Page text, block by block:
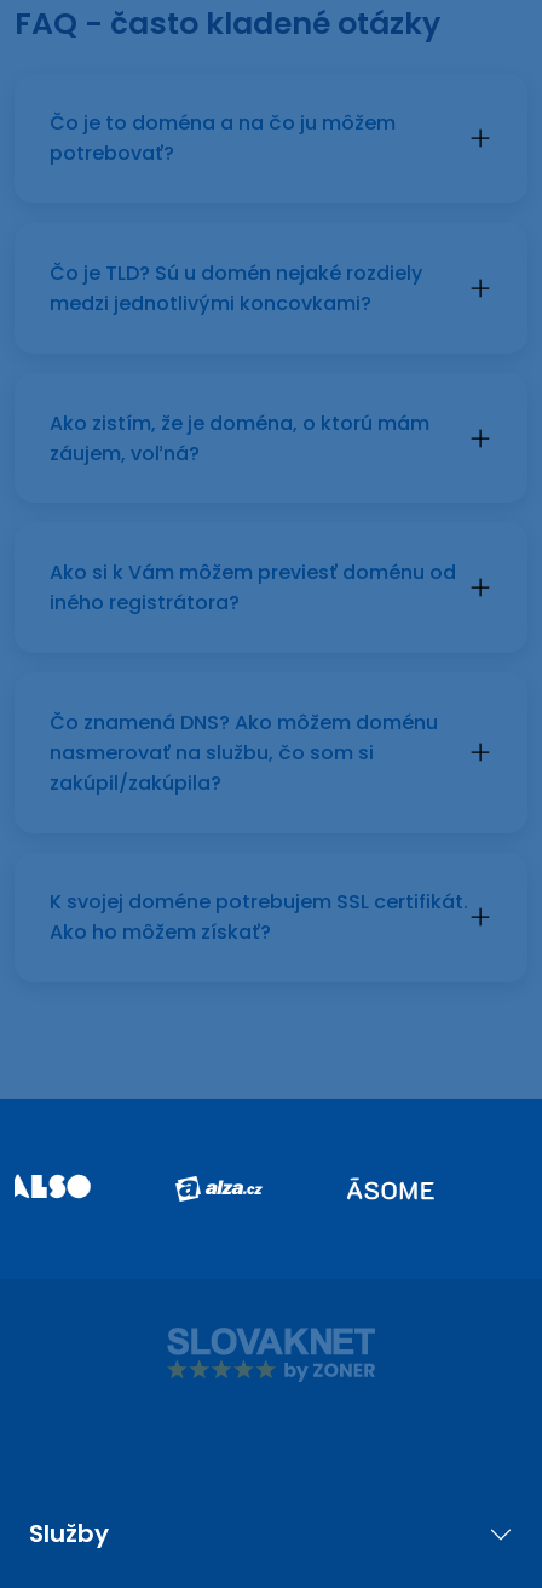
FAQ - často kladené otázky
Čo je to doména a na čo ju môžem
potrebovať?
Čo je TLD? Sú u domén nejaké rozdiely
medzi jednotlivými koncovkami?
Ako zistím, že je doména, o ktorú mám
záujem, voľná?
Ako si k Vám môžem previesť doménu od
iného registrátora?
Čo znamená DNS? Ako môžem doménu
nasmerovať na službu, čo som si
zakúpil/zakúpila?
K svojej doméne potrebujem SSL certifikát.
Ako ho môžem získať?
Služby